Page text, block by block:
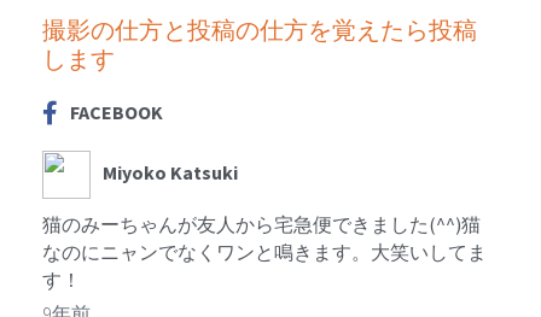
撮影の仕方と投稿の仕方を覚えたら投稿
します
FACEBOOK
Miyoko Katsuki
猫のみーちゃんが友人から宅急便できました(^^)猫
なのにニャンでなくワンと鳴きます。大笑いしてま
す！